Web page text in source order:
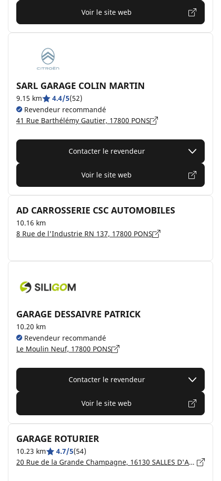
Voir le site web
SARL GARAGE COLIN MARTIN
9.15 km 4.4/5(52)
Revendeur recommandé
41 Rue Barthélémy Gautier, 17800 PONS
Contacter le revendeur
Voir le site web
AD CARROSSERIE CSC AUTOMOBILES
10.16 km
8 Rue de l'Industrie RN 137, 17800 PONS
GARAGE DESSAIVRE PATRICK
10.20 km
Revendeur recommandé
Le Moulin Neuf, 17800 PONS
Contacter le revendeur
Voir le site web
GARAGE ROTURIER
10.23 km 4.7/5(54)
20 Rue de la Grande Champagne, 16130 SALLES D'ANGLES